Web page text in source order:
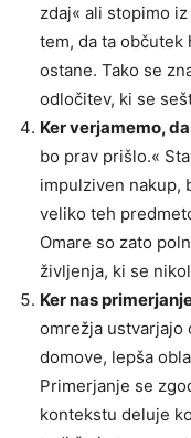
zdaj« ali stopimo
tem, da ta
ostane. Tako se
odločitev, ki se
Ker verjamemo,
bo prav prišlo.«
impulziven nakup,
veliko teh
Omare so zato
življenja, ki se
Ker nas
omrežja ustvarjajo
domove, lepša
Primerjanje se
kontekstu deluje